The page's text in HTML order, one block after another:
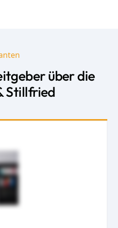
über die
Stillfried